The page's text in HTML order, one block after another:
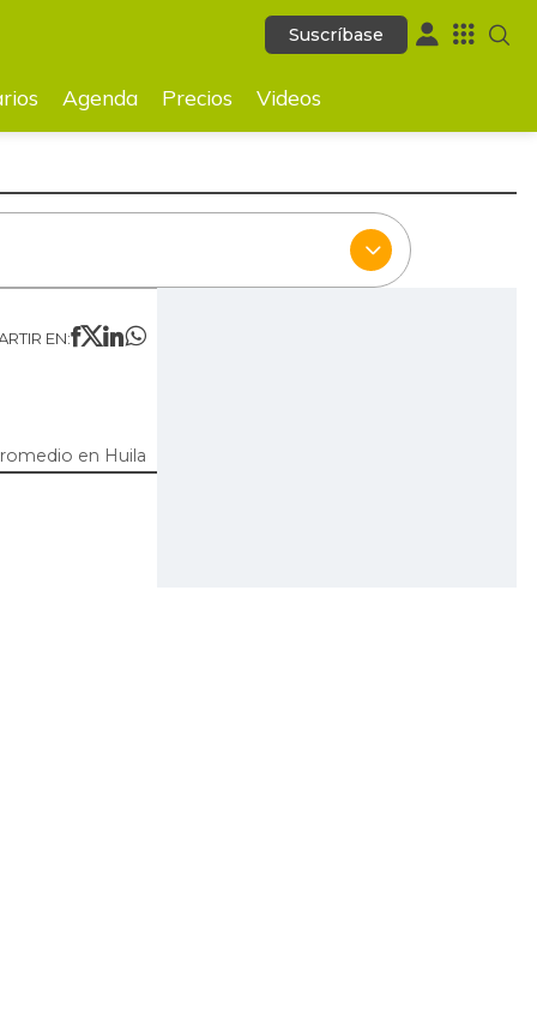
Suscríbase
Videos
Suscríbase
Agenda Precios Videos
EN:
en Huila